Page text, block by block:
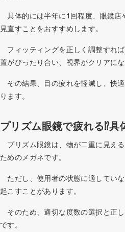
具体的には半年に1回程度、眼鏡店
見直すことをおすすめします。
フィッティングを正しく調整すれ
置がぴったり合い、視界がクリアにな
その結果、目の疲れを軽減し、快
ります。
プリズム眼鏡で疲れる⁉具
プリズム眼鏡は、物が二重に見え
ためのメガネです。
ただし、使用者の状態に適してい
起こすことがあります。
そのため、適切な度数の選択と正
です。